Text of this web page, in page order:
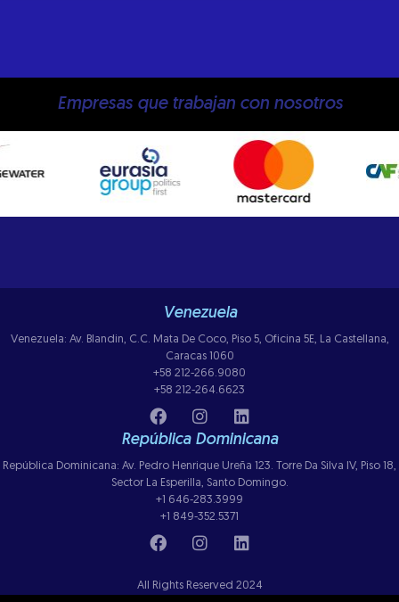
Empresas que trabajan con nosotros
Venezuela
Venezuela: Av. Blandin, C.C. Mata De Coco, Piso 5, Oficina 5E, La Castellana,
Caracas 1060
+58 212-266.9080
+58 212-264.6623
República Dominicana
República Dominicana: Av. Pedro Henrique Ureña 123. Torre Da Silva IV, Piso 18,
Sector La Esperilla, Santo Domingo.
+1 646-283.3999
+1 849-352.5371
All Rights Reserved 2024